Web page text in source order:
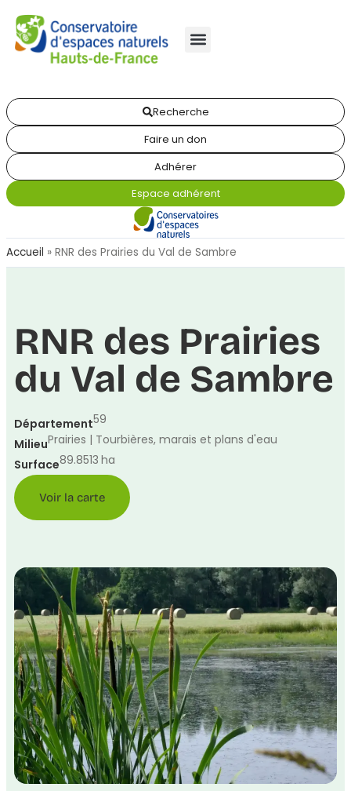
Recherche
Faire un don
Adhérer
Espace adhérent
Accueil » RNR des Prairies du Val de Sambre
RNR des Prairies
du Val de Sambre
Département59
MilieuPrairies | Tourbières, marais et plans d'eau
Surface89.8513 ha
Voir la carte